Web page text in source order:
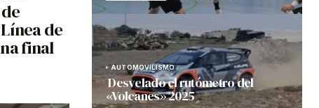
de
final
AUTOMOVILISMO
Desvelado el rutómetro del
«Volcanes» 2025